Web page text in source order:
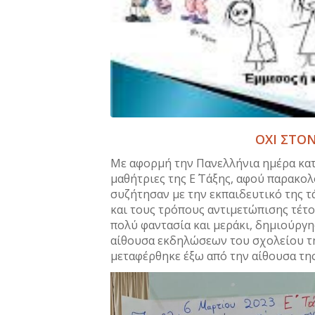
ΟΧΙ
Με αφορμή την Πανελλήνια ημέρα
μαθήτριες της Ε΄ Τάξης, αφού
συζήτησαν με την εκπαιδευτικό της
και τους τρόπους αντιμετώπισης
πολύ φαντασία και μεράκι,
αίθουσα εκδηλώσεων του σχολείου
μεταφέρθηκε έξω από την αίθουσα